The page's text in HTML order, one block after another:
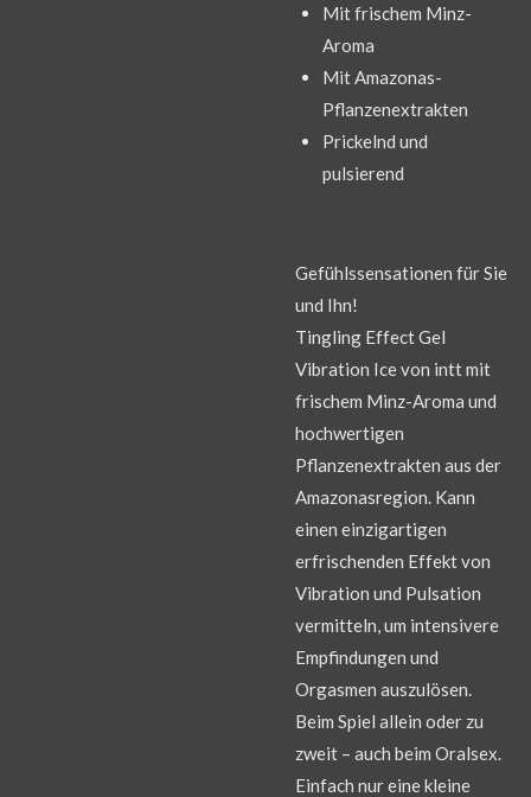
Mit frischem Minz-
Aroma
Mit Amazonas-
Pflanzenextrakten
Prickelnd und
pulsierend
Gefühlssensationen für Sie
und Ihn!
Tingling Effect Gel
Vibration Ice von intt mit
frischem Minz-Aroma und
hochwertigen
Pflanzenextrakten aus der
Amazonasregion. Kann
einen einzigartigen
erfrischenden Effekt von
Vibration und Pulsation
vermitteln, um intensivere
Empfindungen und
Orgasmen auszulösen.
Beim Spiel allein oder zu
zweit – auch beim Oralsex.
Einfach nur eine kleine